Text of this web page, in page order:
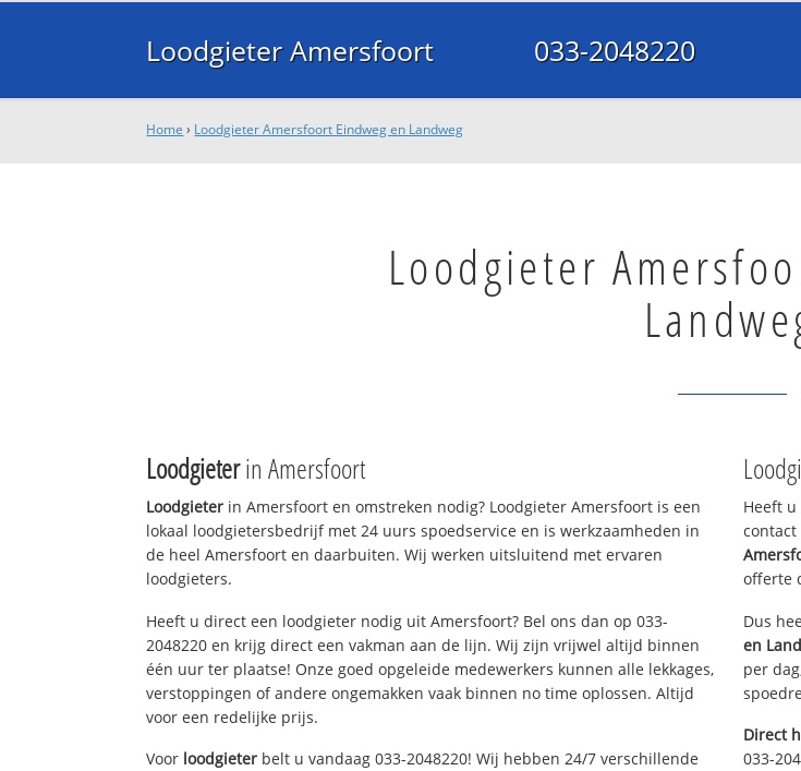
Loodgieter Amersfoort 033-2048220
Home › Loodgieter Amersfoort Eindweg en Landweg
Loodgieter
Loodgieterin Amersfoort
Loodgieter in Amersfoort en omstreken nodig? Loodgieter Amersfoort is een
lokaal loodgietersbedrijf met 24 uurs spoedservice en is werkzaamheden in
de heel Amersfoort en daarbuiten. Wij werken uitsluitend met ervaren
loodgieters.
Heeft u direct een loodgieter nodig uit Amersfoort? Bel ons dan op 033-
2048220 en krijg direct een vakman aan de lijn. Wij zijn vrijwel altijd binnen
één uur ter plaatse! Onze goed opgeleide medewerkers kunnen alle lekkages,
verstoppingen of andere ongemakken vaak binnen no time oplossen. Altijd
voor een redelijke prijs.
Voor loodgieter belt u vandaag 033-2048220! Wij hebben 24/7 verschillende
Heeft
contact
offerte
Dus
en
per
Direct
033-